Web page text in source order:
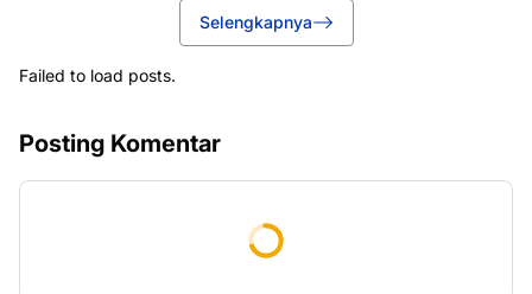
Selengkapnya
Failed to load posts.
Posting Komentar